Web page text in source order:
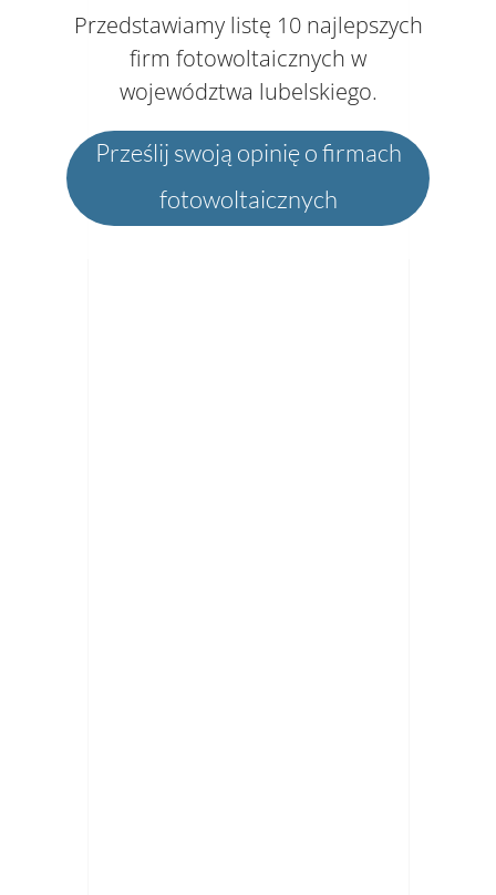
Przedstawiamy listę 10 najlepszych
firm fotowoltaicznych w
województwa lubelskiego.
Prześlij swoją opinię o firmach
fotowoltaicznych